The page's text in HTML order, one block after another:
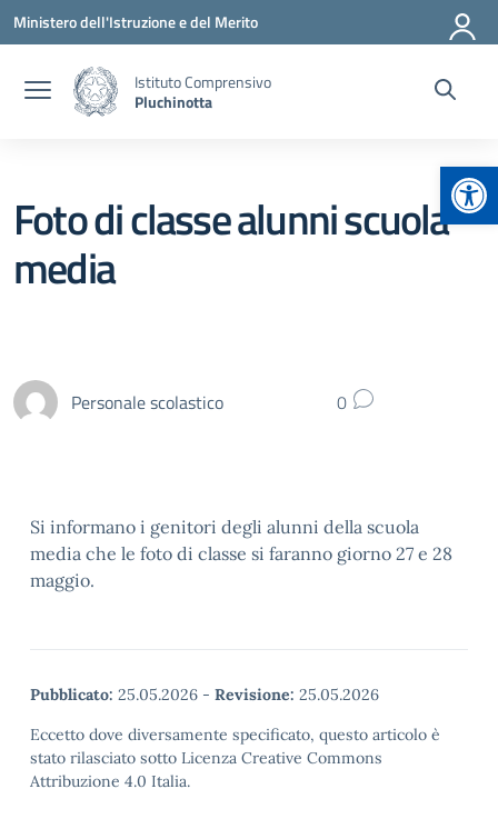
Vai ai contenuti
Vai al menu di navigazione
Vai al footer
Ministero dell'Istruzione e del Merito
Istituto Comprensivo
Pluchinotta
Foto di classe alunni scuola
media
Personale scolastico 0
Si informano i genitori degli alunni della scuola
media che le foto di classe si faranno giorno 27 e 28
maggio.
Pubblicato: 25.05.2026 - Revisione: 25.05.2026
Eccetto dove diversamente specificato, questo articolo è
stato rilasciato sotto Licenza Creative Commons
Attribuzione 4.0 Italia.